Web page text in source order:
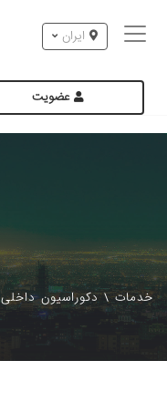
ایران
عضویت
خدمات\دکوراسیون داخلی